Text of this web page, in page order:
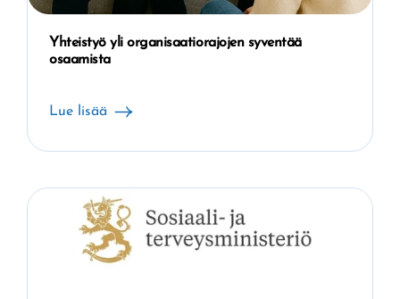
Yhteistyö yli organisaatiorajojen syventää
osaamista
Lue lisää